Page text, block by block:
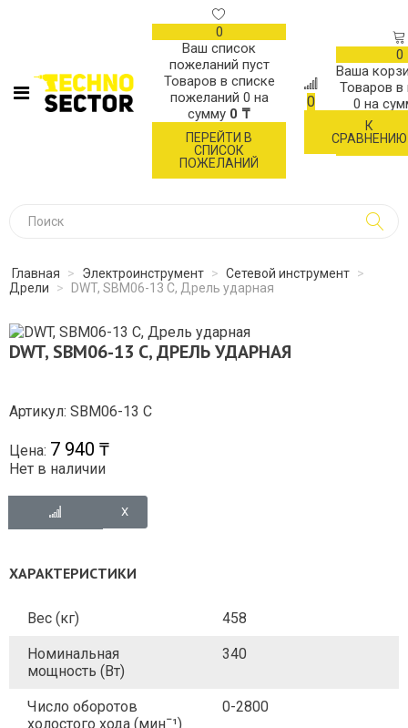
0
Ваш список
пожеланий пуст
Товаров в списке
пожеланий 0 на
сумму 0 ₸
ПЕРЕЙТИ В
СПИСОК
ПОЖЕЛАНИЙ
0
К
СРАВНЕНИЮ
0
Ваша
Товаров в
0 на
Главная > Электроинструмент > Сетевой инструмент >
Дрели
> DWT, SBM06-13 C, Дрель ударная
DWT, SBM06-13 C, ДРЕЛЬ УДАРНАЯ
Артикул: SBM06-13 C
Цена: 7 940 ₸
Нет в наличии
ХАРАКТЕРИСТИКИ
Вес (кг) 458
Номинальная
мощность (Вт)
340
Число оборотов
холостого хода (минˉ¹)
0-2800